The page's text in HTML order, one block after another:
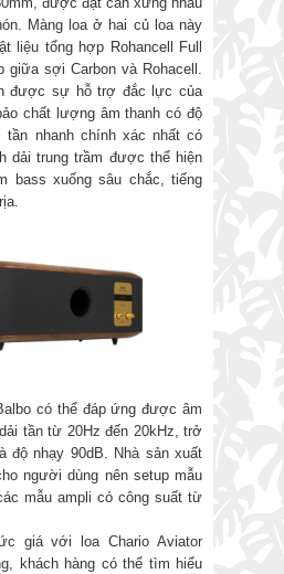
Màng loa ở hai củ loa này
liệu tổng hợp Rohancell Full
sợi Carbon và Rohacell.
được sự hỗ trợ đắc lực của
chất lượng âm thanh có độ
tần nhanh chính xác nhất có
dải trung trầm được thể hiện
bass xuống sâu chắc, tiếng
có thể đáp ứng được âm
tần từ 20Hz đến 20kHz, trở
độ nhạy 90dB. Nhà sản xuất
người dùng nên setup mẫu
mẫu ampli có công suất từ
giá với loa Chario Aviator
khách hàng có thể tìm hiểu